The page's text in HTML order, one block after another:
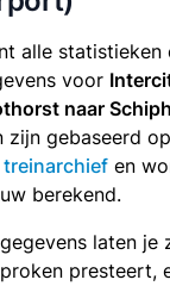
alle statistieken
voor
naar
zijn gebaseerd
treinarchief en
berekend.
laten je
presteert,